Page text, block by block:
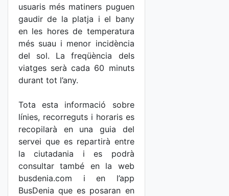
usuaris més matiners puguen
gaudir de la platja i el bany
en les hores de temperatura
més suau i menor incidència
del sol. La freqüència dels
viatges serà cada 60 minuts
durant tot l’any.
Tota esta informació sobre
línies, recorreguts i horaris es
recopilarà en una guia del
servei que es repartirà entre
la ciutadania i es podrà
consultar també en la web
busdenia.com i en l’app
BusDenia que es posaran en